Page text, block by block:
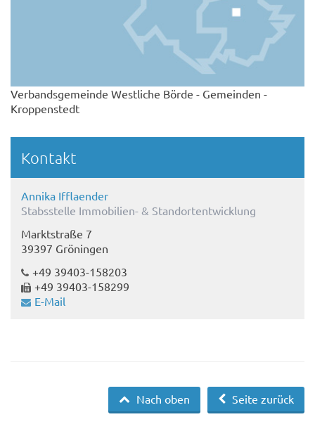
Verbandsgemeinde Westliche Börde - Gemeinden -
Kroppenstedt
Kontakt
Annika Ifflaender
Stabsstelle Immobilien- & Standortentwicklung
Marktstraße 7
39397 Gröningen
+49 39403-158203
+49 39403-158299
E-Mail
Seite zurück
Nach oben